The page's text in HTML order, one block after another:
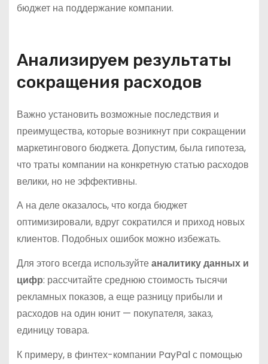
бюджет на поддержание компании.
Анализируем результаты
сокращения расходов
Важно установить возможные последствия и
преимущества, которые возникнут при сокращении
маркетингового бюджета. Допустим, была гипотеза,
что траты компании на конкретную статью расходов
велики, но не эффективны.
А на деле оказалось, что когда бюджет
оптимизировали, вдруг сократился и приход новых
клиентов. Подобных ошибок можно избежать.
Для этого всегда используйтеаналитику данных и
цифр: рассчитайте среднюю стоимость тысячи
рекламных показов, а еще разницу прибыли и
расходов на один юнит — покупателя, заказ,
единицу товара.
К примеру, в финтех-компании PayPal с помощью